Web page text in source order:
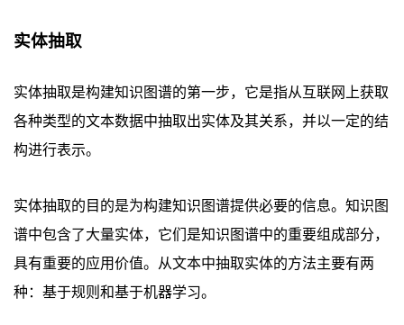
实体抽取
实体抽取是构建知识图谱的第一步，它是指从互联网上获取
各种类型的文本数据中抽取出实体及其关系，并以一定的结
构进行表示。
实体抽取的目的是为构建知识图谱提供必要的信息。知识图
谱中包含了大量实体，它们是知识图谱中的重要组成部分，
具有重要的应用价值。从文本中抽取实体的方法主要有两
种：基于规则和基于机器学习。